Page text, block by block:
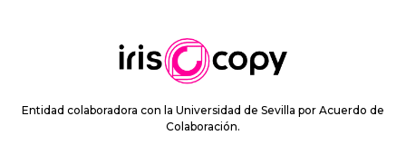
Entidad colaboradora con la Universidad de Sevilla por Acuerdo de
Colaboración.